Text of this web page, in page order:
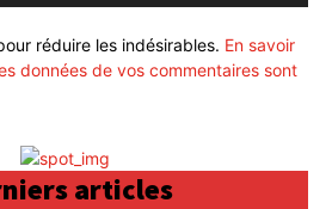
réduire les indésirables. En savoir
données de vos commentaires sont
articles